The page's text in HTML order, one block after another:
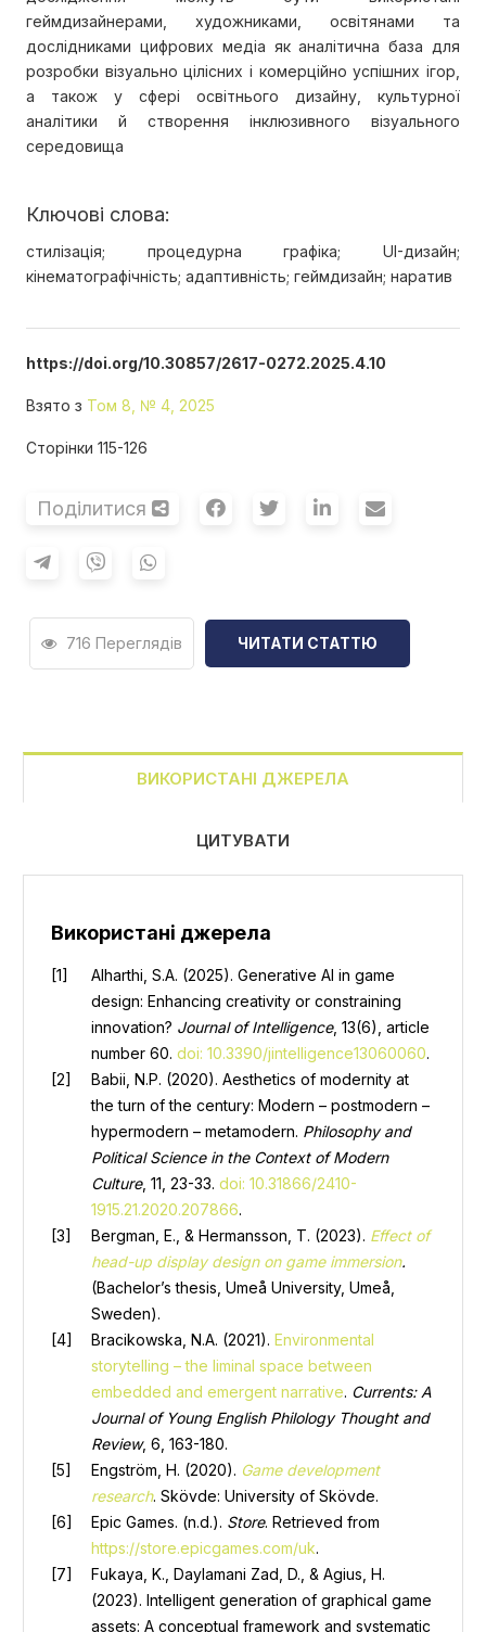
геймдизайнерами, художниками, освітянами та
дослідниками цифрових медіа як аналітична база для
розробки візуально цілісних і комерційно успішних ігор,
а також у сфері освітнього дизайну, культурної
аналітики й створення інклюзивного візуального
середовища
Ключові слова:
стилізація; процедурна графіка; UI-дизайн;
кінематографічність; адаптивність; геймдизайн; наратив
https://doi.org/10.30857/2617-0272.2025.4.10
Взято з Том 8, № 4, 2025
Сторінки 115-126
Поділитися
716 Переглядів ЧИТАТИ СТАТТЮ
ВИКОРИСТАНІ ДЖЕРЕЛА
ЦИТУВАТИ
Використані джерела
Alharthi, S.A. (2025). Generative AI in game
design: Enhancing creativity or constraining
innovation? Journal of Intelligence, 13(6), article
number 60. doi: 10.3390/jintelligence13060060.
Babii, N.P. (2020). Aesthetics of modernity at
the turn of the century: Modern – postmodern –
hypermodern – metamodern. Philosophy and
Political Science in the Context of Modern
Culture, 11, 23-33. doi: 10.31866/2410-
1915.21.2020.207866.
Bergman, E., & Hermansson, T. (2023). Effect of
head-up display design on game immersion.
(Bachelor’s thesis, Umeå University, Umeå,
Sweden).
Bracikowska, N.A. (2021). Environmental
storytelling – the liminal space between
embedded and emergent narrative. Currents: A
Journal of Young English Philology Thought and
Review, 6, 163-180.
Engström, H. (2020). Game development
research. Skövde: University of Skövde.
Epic Games. (n.d.). Store. Retrieved from
https://store.epicgames.com/uk.
Fukaya, K., Daylamani Zad, D., & Agius, H.
(2023). Intelligent generation of graphical game
assets: A conceptual framework and systematic